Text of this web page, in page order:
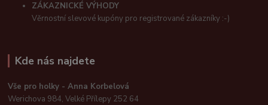
ZÁKAZNICKÉ VÝHODY
Věrnostní slevové kupóny pro registrované zákazníky :-)
Kde nás najdete
Vše pro holky - Anna Korbelová
Werichova 984, Velké Přílepy 252 64